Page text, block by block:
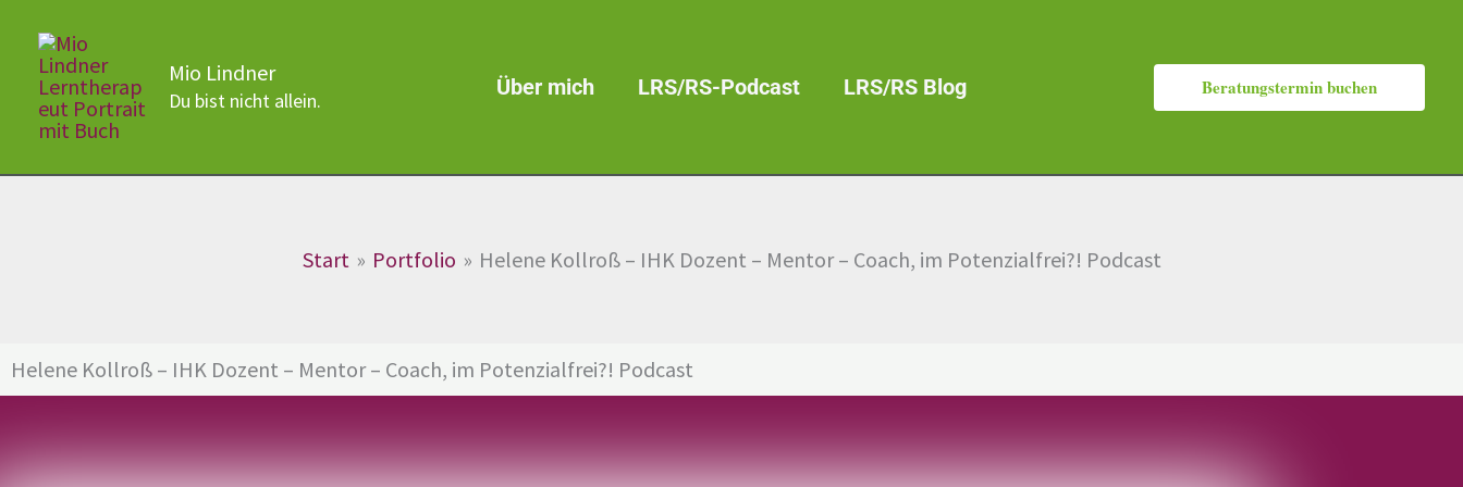
Inhalt
springen
Mio Lindner
Du bist nicht allein. Über mich LRS/RS-Podcast LRS/RS Blog Beratungstermin buchen
Start Portfolio Helene Kollroß – IHK Dozent – Mentor – Coach, im Potenzialfrei?! Podcast
Helene Kollroß – IHK Dozent – Mentor – Coach, im Potenzialfrei?! Podcast